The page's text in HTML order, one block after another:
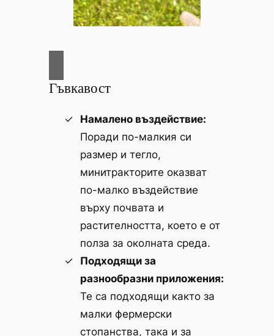
Гъвкавост
Намалено въздействие:
Поради по-малкия си
размер и тегло,
минитракторите оказват
по-малко въздействие
върху почвата и
растителността, което е от
полза за околната среда.
Подходящи за
разнообразни приложения:
Те са подходящи както за
малки фермерски
стопанства, така и за